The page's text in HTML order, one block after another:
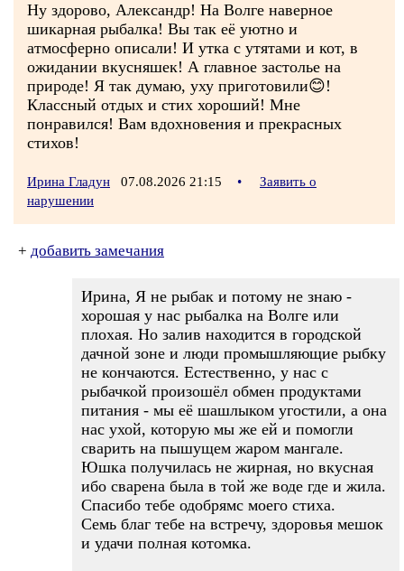
Ну здорово, Александр! На Волге наверное
шикарная рыбалка! Вы так её уютно и
атмосферно описали! И утка с утятами и кот, в
ожидании вкусняшек! А главное застолье на
природе! Я так думаю, уху приготовили😊!
Классный отдых и стих хороший! Мне
понравился! Вам вдохновения и прекрасных
стихов!
Ирина Гладун 07.08.2026 21:15 •
Заявить о
нарушении
+ добавить замечания
Ирина, Я не рыбак и потому не знаю -
хорошая у нас рыбалка на Волге или
плохая. Но залив находится в городской
дачной зоне и люди промышляющие рыбку
не кончаются. Естественно, у нас с
рыбачкой произошёл обмен продуктами
питания - мы её шашлыком угостили, а она
нас ухой, которую мы же ей и помогли
сварить на пышущем жаром мангале.
Юшка получилась не жирная, но вкусная
ибо сварена была в той же воде где и жила.
Спасибо тебе одобрямс моего стиха.
Семь благ тебе на встречу, здоровья мешок
и удачи полная котомка.